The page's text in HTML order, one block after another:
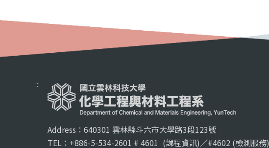
:::
Address：640301 雲林縣斗六市大學路3段123號
TEL：+886-5-534-2601 # 4601 (課程資訊)／#4602 (檢測服務)